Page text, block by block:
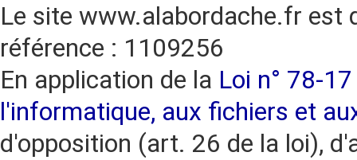
Le site www.alabordache.fr est
référence : 1109256
En application de la Loi n° 78-
l'informatique, aux fichiers et
d'opposition (art. 26 de la loi),